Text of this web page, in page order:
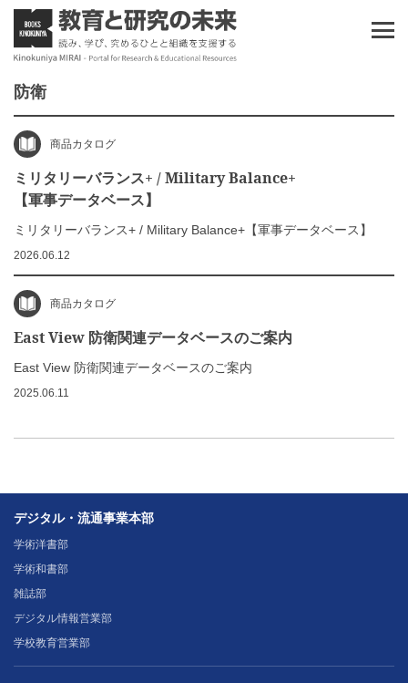
防衛
商品カタログ
ミリタリーバランス+ / Military Balance+
【軍事データベース】
ミリタリーバランス+ / Military Balance+【軍事データベース】
2026.06.12
商品カタログ
East View 防衛関連データベースのご案内
East View 防衛関連データベースのご案内
2025.06.11
デジタル・流通事業本部
学術洋書部
学術和書部
雑誌部
デジタル情報営業部
学校教育営業部